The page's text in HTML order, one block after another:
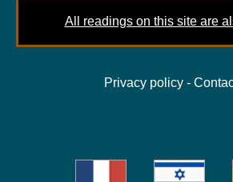
All readings on this site are
Privacy policy -